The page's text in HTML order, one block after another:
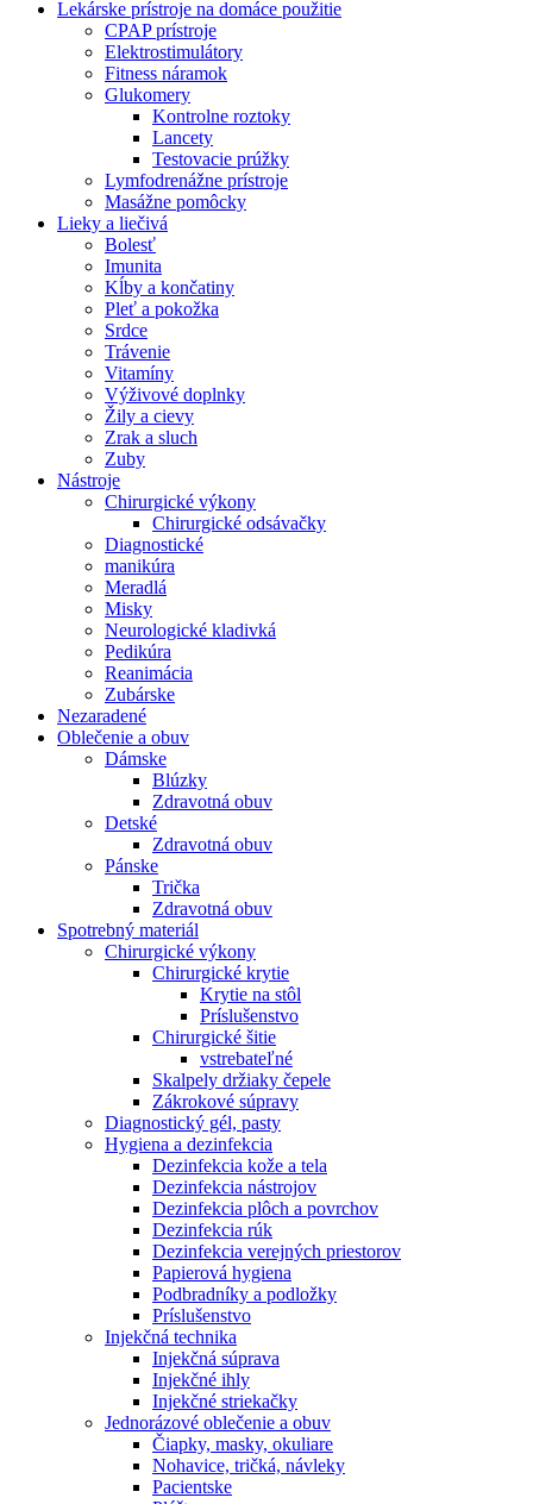
Lekárske prístroje na domáce použitie
CPAP prístroje
Elektrostimulátory
Fitness náramok
Glukomery
Kontrolne roztoky
Lancety
Testovacie prúžky
Lymfodrenážne prístroje
Masážne pomôcky
Lieky a liečivá
Bolesť
Imunita
Kĺby a končatiny
Pleť a pokožka
Srdce
Trávenie
Vitamíny
Výživové doplnky
Žily a cievy
Zrak a sluch
Zuby
Nástroje
Chirurgické výkony
Chirurgické odsávačky
Diagnostické
manikúra
Meradlá
Misky
Neurologické kladivká
Pedikúra
Reanimácia
Zubárske
Nezaradené
Oblečenie a obuv
Dámske
Blúzky
Zdravotná obuv
Detské
Zdravotná obuv
Pánske
Trička
Zdravotná obuv
Spotrebný materiál
Chirurgické výkony
Chirurgické krytie
Krytie na stôl
Príslušenstvo
Chirurgické šitie
vstrebateľné
Skalpely držiaky čepele
Zákrokové súpravy
Diagnostický gél, pasty
Hygiena a dezinfekcia
Dezinfekcia kože a tela
Dezinfekcia nástrojov
Dezinfekcia plôch a povrchov
Dezinfekcia rúk
Dezinfekcia verejných priestorov
Papierová hygiena
Podbradníky a podložky
Príslušenstvo
Injekčná technika
Injekčná súprava
Injekčné ihly
Injekčné striekačky
Jednorázové oblečenie a obuv
Čiapky, masky, okuliare
Nohavice, tričká, návleky
Pacientske